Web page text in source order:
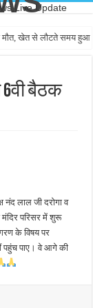
Update
खेत से लौटते समय हुआ
6वी बैठक
नंद लाल जी दरोगा व
मंदिर परिसर में शुरू
के विषय पर
पहुंच पाए। वे आगे की